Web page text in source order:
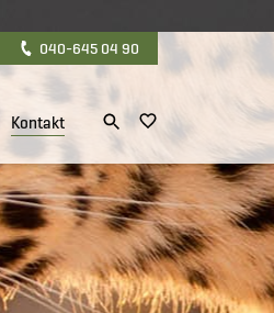
040-645 04 90
Kontakt